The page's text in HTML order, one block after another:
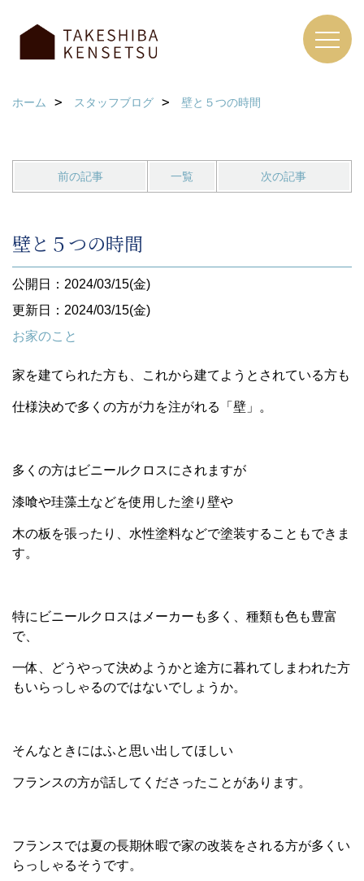
ホーム スタッフブログ 壁と５つの時間
前の記事 一覧 次の記事
壁と５つの時間
公開日：2024/03/15(金)
更新日：2024/03/15(金)
お家のこと
家を建てられた方も、これから建てようとされている方も
仕様決めで多くの方が力を注がれる「壁」。
多くの方はビニールクロスにされますが
漆喰や珪藻土などを使用した塗り壁や
木の板を張ったり、水性塗料などで塗装することもできま
す。
特にビニールクロスはメーカーも多く、種類も色も豊富
で、
一体、どうやって決めようかと途方に暮れてしまわれた方
もいらっしゃるのではないでしょうか。
そんなときにはふと思い出してほしい
フランスの方が話してくださったことがあります。
フランスでは夏の長期休暇で家の改装をされる方が多くい
らっしゃるそうです。